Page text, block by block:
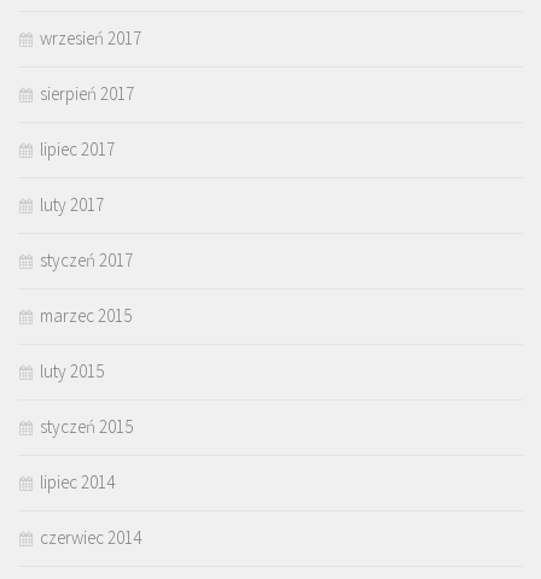
wrzesień 2017
sierpień 2017
lipiec 2017
luty 2017
styczeń 2017
marzec 2015
luty 2015
styczeń 2015
lipiec 2014
czerwiec 2014